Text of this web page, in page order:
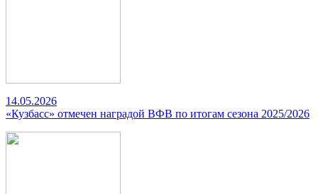
14.05.2026
«Кузбасс» отмечен наградой ВФВ по итогам сезона 2025/2026